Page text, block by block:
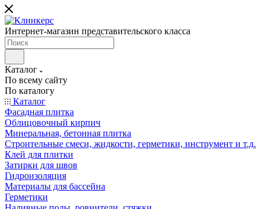
Интернет-магазин представительского класса
Каталог
По всему сайту
По каталогу
Каталог
Фасадная плитка
Облицовочный кирпич
Минеральная, бетонная плитка
Строительные смеси, жидкости, герметики, инструмент и т.д.
Клей для плитки
Затирки для швов
Гидроизоляция
Материалы для бассейна
Герметики